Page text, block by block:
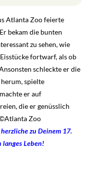
Atlanta Zoo feierte
bekam die bunten
zu sehen, wie
fortwarf, als ob
schleckte er die
spielte
er auf
die er genüsslich
Zoo
herzliche zu Deinem 17.
langes Leben!